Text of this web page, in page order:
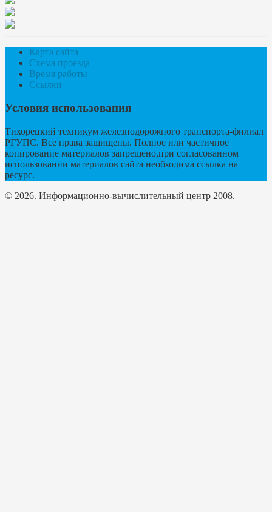
Карта сайта
Схема проезда
Время работы
Ссылки
Условия использования
Тихорецкий техникум железнодорожного транспорта-филиал
РГУПС. Все права защищены. Полное или частичное
копирование материалов запрещено,при согласованном
использовании материалов сайта необходима ссылка на
ресурс.
© 2026. Информационно-вычислительный центр 2008.